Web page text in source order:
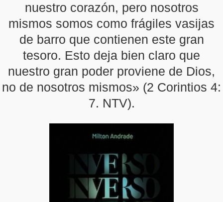
nuestro corazón, pero nosotros
mismos somos como frágiles vasijas
de barro que contienen este gran
tesoro. Esto deja bien claro que
nuestro gran poder proviene de Dios,
no de nosotros mismos» (2 Corintios 4:
7. NTV).